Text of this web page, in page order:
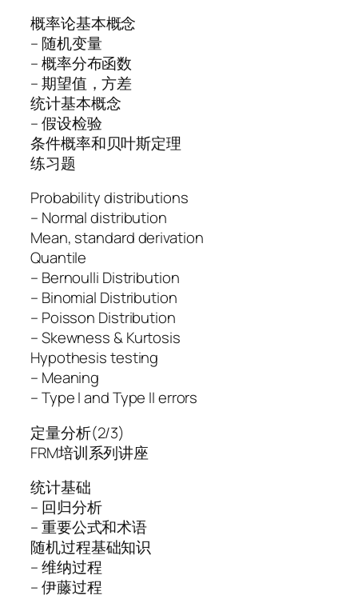
概率论基本概念
– 随机变量
– 概率分布函数
– 期望值，方差
统计基本概念
– 假设检验
条件概率和贝叶斯定理
练习题
Probability distributions
– Normal distribution
Mean, standard derivation
Quantile
– Bernoulli Distribution
– Binomial Distribution
– Poisson Distribution
– Skewness & Kurtosis
Hypothesis testing
– Meaning
– Type I and Type II errors
定量分析(2/3)
FRM培训系列讲座
统计基础
– 回归分析
– 重要公式和术语
随机过程基础知识
– 维纳过程
– 伊藤过程